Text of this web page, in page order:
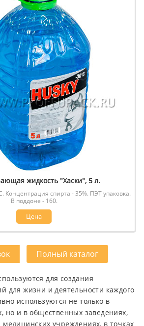
жидкость "Хаски", 5 л.
Концентрация спирта - 35%. ПЭТ упаковка.
В поддоне - 160.
Цена
Полный каталог
для создания
для жизни и деятельности каждого
используются не только в
но и в общественных заведениях,
учреждениях, в точках